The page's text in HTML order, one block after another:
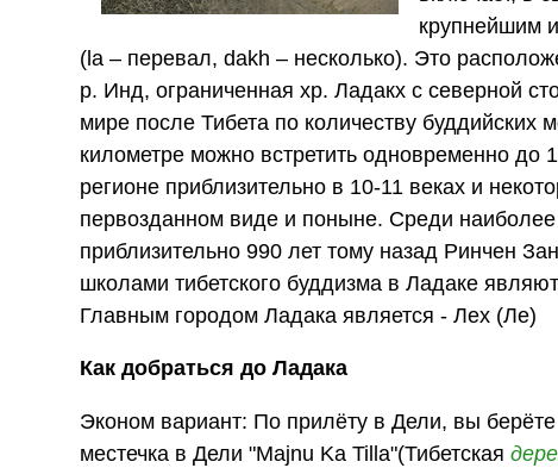
крупнейшим
(la – перевал, dakh – несколько). Это
р. Инд, ограниченная хр. Ладакх с северной
мире после Тибета по количеству
километре можно встретить одновременно до
регионе приблизительно в 10-11 веках и
первозданном виде и поныне. Среди
приблизительно 990 лет тому назад Ринчен
школами тибетского буддизма в Ладаке
Главным городом Ладака является - Лех (Ле)
Как добраться до Ладака
Эконом вариант: По прилёту в Дели, вы
местечка в Дели "Majnu Ka Tilla"(Тибетская